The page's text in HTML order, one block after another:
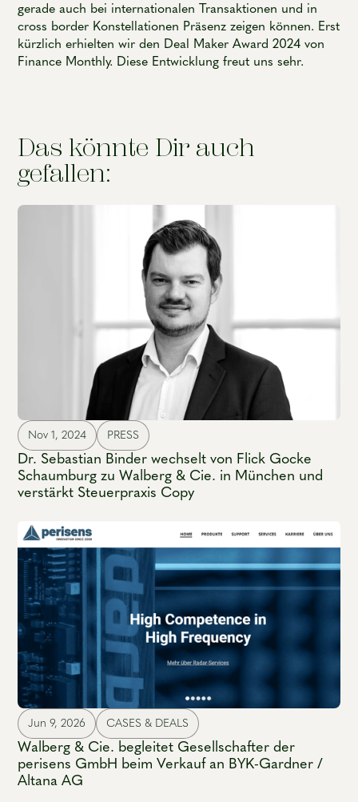
gerade auch bei internationalen Transaktionen und in
cross border Konstellationen Präsenz zeigen können. Erst
kürzlich erhielten wir den Deal Maker Award 2024 von
Finance Monthly. Diese Entwicklung freut uns sehr.
Das könnte Dir auch
gefallen:
Nov 1, 2024 PRESS
Dr. Sebastian Binder wechselt von Flick Gocke
Schaumburg zu Walberg & Cie. in München und
verstärkt Steuerpraxis Copy
Jun 9, 2026 CASES & DEALS
Walberg & Cie. begleitet Gesellschafter der
perisens GmbH beim Verkauf an BYK-Gardner /
Altana AG